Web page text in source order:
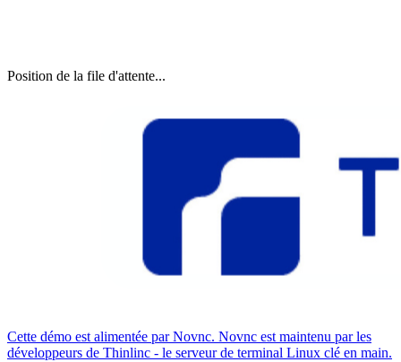
Position de la file d'attente...
Cette démo est alimentée par Novnc. Novnc est maintenu par les
développeurs de Thinlinc - le serveur de terminal Linux clé en main.